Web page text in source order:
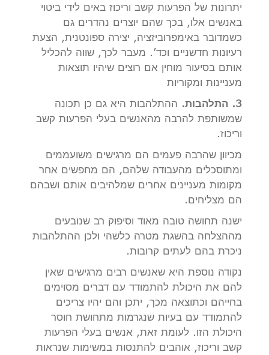
יתרונות של הפרעות קשב וריכוז באים לידי ביטוי
באנשים אלו, בכך שהם יוצרים נהדרים גם
כשמדובר באימפרוביזציה, יצירה ספונטנית, הצעת
רעיונות חדשניים וכד’. מעבר לכך, שווה להכליל
אותם בסיעור מוחין אם רוצים שיהיו תוצאות
מעניינות ומקוריות
3. התלהבות.
ההתלהבות היא גם כן תכונה
שמשותפת להרבה מהאנשים בעלי הפרעות קשב
וריכוז.
מכיוון שהרבה פעמים הם מרגישים משועממים
ומתוסכלים מהעבודה שלהם, הם מחפשים אחר
מקומות מעניינים אחרים שמלהיבים אותם ושבהם
הם מצליחים.
ישנה תחושה טובה מאוד וסיפוק רב שנובעים
מההצלחה בהשגת מטרה כלשהי ולכן ההתלהבות
ניכרת בהם לעתים קרובות.
נקודה נוספת היא שאנשים רבים מרגישים שאין
להם את היכולת להתמודד עם דברים מסוימים
בחייהם וכתוצאה מכך, יתכן והם יהיו צריכים
להתמודד עם בעיות שנגרמות מתחושת חוסר
היכולת הזו. לעומת זאת, אנשים בעלי הפרעות
קשב וריכוז, אוהבים להתנסות במשימות שנראות